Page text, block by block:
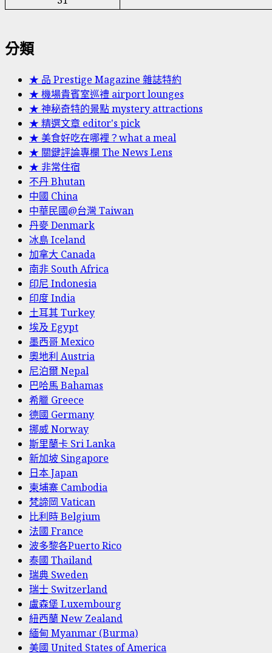
分類
★ 品 Prestige Magazine 雜誌特約
★ 機場貴賓室巡禮 airport lounges
★ 神秘奇特的景點 mystery attractions
★ 精選文章 editor's pick
★ 美食好吃在哪裡？what a meal
★ 關鍵評論專欄 The News Lens
★ 非常住宿
不丹 Bhutan
中國 China
中華民國@台灣 Taiwan
丹麥 Denmark
冰島 Iceland
加拿大 Canada
南非 South Africa
印尼 Indonesia
印度 India
土耳其 Turkey
埃及 Egypt
墨西哥 Mexico
奧地利 Austria
尼泊爾 Nepal
巴哈馬 Bahamas
希臘 Greece
德國 Germany
挪威 Norway
斯里蘭卡 Sri Lanka
新加坡 Singapore
日本 Japan
柬埔寨 Cambodia
梵諦岡 Vatican
比利時 Belgium
法國 France
波多黎各Puerto Rico
泰國 Thailand
瑞典 Sweden
瑞士 Switzerland
盧森堡 Luxembourg
紐西蘭 New Zealand
緬甸 Myanmar (Burma)
美國 United States of America